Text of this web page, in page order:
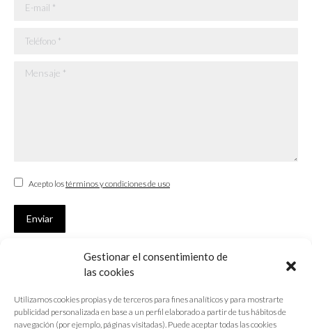
Gestionar el consentimiento de
las cookies
Utilizamos cookies propias y de terceros para fines analíticos y para mostrarte
publicidad personalizada en base a un perfil elaborado a partir de tus hábitos de
navegación (por ejemplo, páginas visitadas). Puede aceptar todas las cookies
Teléfono *
Mensaje *
Acepto lostérminos y condiciones de uso
Enviar
que desarrolla el Colegio de Arquitectos de Cádiz
Nombre *